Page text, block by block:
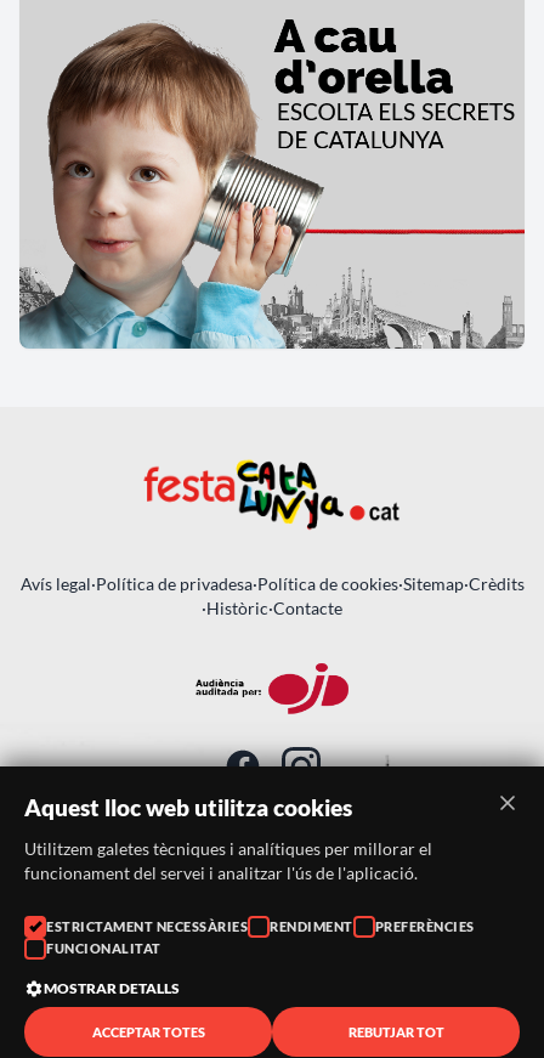
Avís legal·Política de privadesa·Política de cookies·Sitemap·Crèdits
·Històric·Contacte
SUBSCRIU-TE AL BUTLLETÍ
Telèfon:
938046359
Correu:
© 2026 ·FestaCatalunya
— Tots els drets reservats · Web
Aquest lloc web utilitza cookies
Utilitzem galetes tècniques i analítiques per millorar el
funcionament del servei i analitzar l'ús de l'aplicació.
ESTRICTAMENT NECESSÀRIES RENDIMENT
PREFERÈNCIES
FUNCIONALITAT
MOSTRAR DETALLS
ACCEPTAR TOTES REBUTJAR TOT